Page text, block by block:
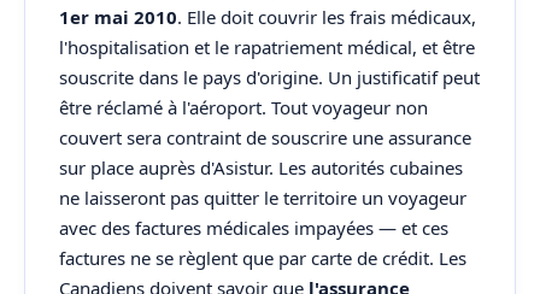
1er mai 2010. Elle doit couvrir les frais médicaux,
l'hospitalisation et le rapatriement médical, et être
souscrite dans le pays d'origine. Un justificatif peut
être réclamé à l'aéroport. Tout voyageur non
couvert sera contraint de souscrire une assurance
sur place auprès d'Asistur. Les autorités cubaines
ne laisseront pas quitter le territoire un voyageur
avec des factures médicales impayées — et ces
factures ne se règlent que par carte de crédit. Les
Canadiens doivent savoir que l'assurance